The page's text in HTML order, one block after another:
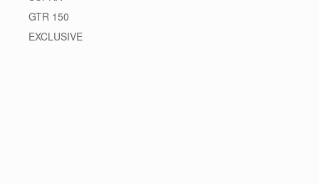
GTR 150
EXCLUSIVE